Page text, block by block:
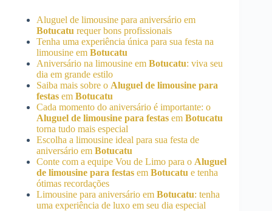
Aluguel de limousine para aniversário em
Botucatu requer bons profissionais
Tenha uma experiência única para sua festa na
limousine em Botucatu
Aniversário na limousine em Botucatu: viva seu
dia em grande estilo
Saiba mais sobre o Aluguel de limousine para
festas em Botucatu
Cada momento do aniversário é importante: o
Aluguel de limousine para festas em Botucatu
torna tudo mais especial
Escolha a limousine ideal para sua festa de
aniversário em Botucatu
Conte com a equipe Vou de Limo para o Aluguel
de limousine para festas em Botucatu e tenha
ótimas recordações
Limousine para aniversário em Botucatu: tenha
uma experiência de luxo em seu dia especial